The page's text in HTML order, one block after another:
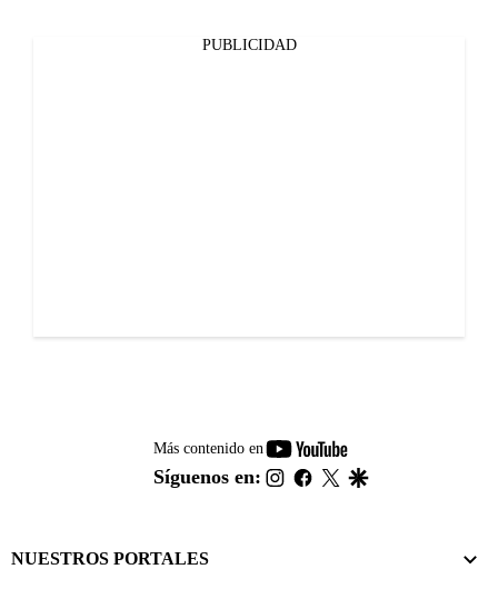
PUBLICIDAD
Más contenido en
youtube-
footer
Síguenos en: instagram
facebook
twitter
NUESTROS PORTALES